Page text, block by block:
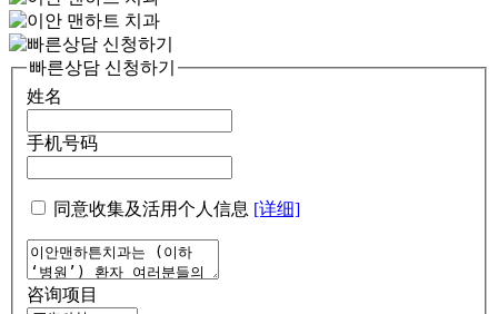
빠른상담 신청하기
姓名
手机号码
同意收集及活用个人信息 [详细]
咨询项目